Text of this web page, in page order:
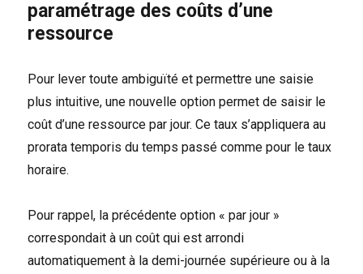
paramétrage des coûts d’une
ressource
Pour lever toute ambiguïté et permettre une saisie
plus intuitive, une nouvelle option permet de saisir le
coût d’une ressource par jour. Ce taux s’appliquera au
prorata temporis du temps passé comme pour le taux
horaire.
Pour rappel, la précédente option « par jour »
correspondait à un coût qui est arrondi
automatiquement à la demi-journée supérieure ou à la